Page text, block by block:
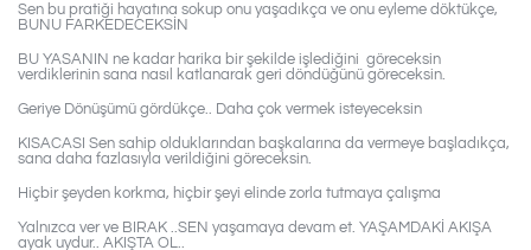
Sen bu pratiği hayatına sokup onu yaşadıkça ve onu eyleme döktükçe,
BUNU FARKEDECEKSİN
BU YASANIN ne kadar harika bir şekilde işlediğini göreceksin
verdiklerinin sana nasıl katlanarak geri döndüğünü göreceksin.
Geriye Dönüşümü gördükçe.. Daha çok vermek isteyeceksin
KISACASI Sen sahip olduklarından başkalarına da vermeye başladıkça,
sana daha fazlasıyla verildiğini göreceksin.
Hiçbir şeyden korkma, hiçbir şeyi elinde zorla tutmaya çalışma
Yalnızca ver ve BIRAK ..SEN yaşamaya devam et. YAŞAMDAKİ AKIŞA
ayak uydur.. AKIŞTA OL..